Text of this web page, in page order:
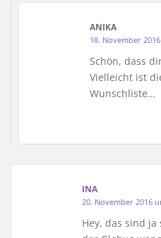
ANIKA
18. November
Schön, dass
Vielleicht ist
Wunschliste…
INA
20. November 2016
Hey, das sind